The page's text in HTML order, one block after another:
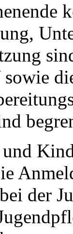
der